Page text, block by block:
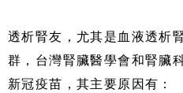
透析腎友，尤其是血液透析
群，台灣腎臟醫學會和腎臟
新冠疫苗，其主要原因有